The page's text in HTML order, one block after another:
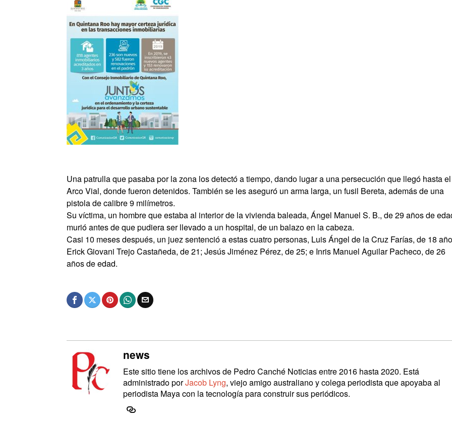
Una patrulla que pasaba por la zona los detectó a tiempo, dando lugar a una persecución que llegó hasta el
Arco Vial, donde fueron detenidos. También se les aseguró un arma larga, un fusil Bereta, además de una
pistola de calibre 9 milímetros.
Su víctima, un hombre que estaba al interior de la vivienda baleada, Ángel Manuel S. B., de 29 años de
murió antes de que pudiera ser llevado a un hospital, de un balazo en la cabeza.
Casi 10 meses después, un juez sentenció a estas cuatro personas, Luis Ángel de la Cruz Farías, de 18
Erick Giovani Trejo Castañeda, de 21; Jesús Jiménez Pérez, de 25; e Inris Manuel Aguilar Pacheco, de 26
años de edad.
news
Este sitio tiene los archivos de Pedro Canché Noticias entre 2016 hasta 2020. Está
administrado porJacob Lyng, viejo amigo australiano y colega periodista que apoyaba al
periodista Maya con la tecnología para construir sus periódicos.